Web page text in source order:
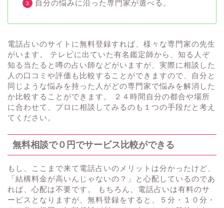
自分の悩みに沿った専門家が選べる。
電話占いのサイトに無料登録すれば、様々な専門家の先生
がいます。 テレビに出ていた有名鑑定師から、知る人ぞ
知る当たると噂の占い師などがいますが、実際に相談した
人の口コミや評価も比較することができますので、自分と
同じような悩みを持った人がどの専門家で悩みを解消した
か比較することができます。 ２４時間自分の都合や場所
に合わせて、プロに相談してみるのも１つの手段だと考え
てください。
無料相談で０円でサービス比較ができる
もし、ここまで来て電話占いのメリットは分かったけど、
「結構料金が高いんじゃないの？」と心配しているのであ
れば、心配は不要です。 もちろん、電話占いは有料のサ
ービスとなりますが、無料登録をすると、５分・１０分・